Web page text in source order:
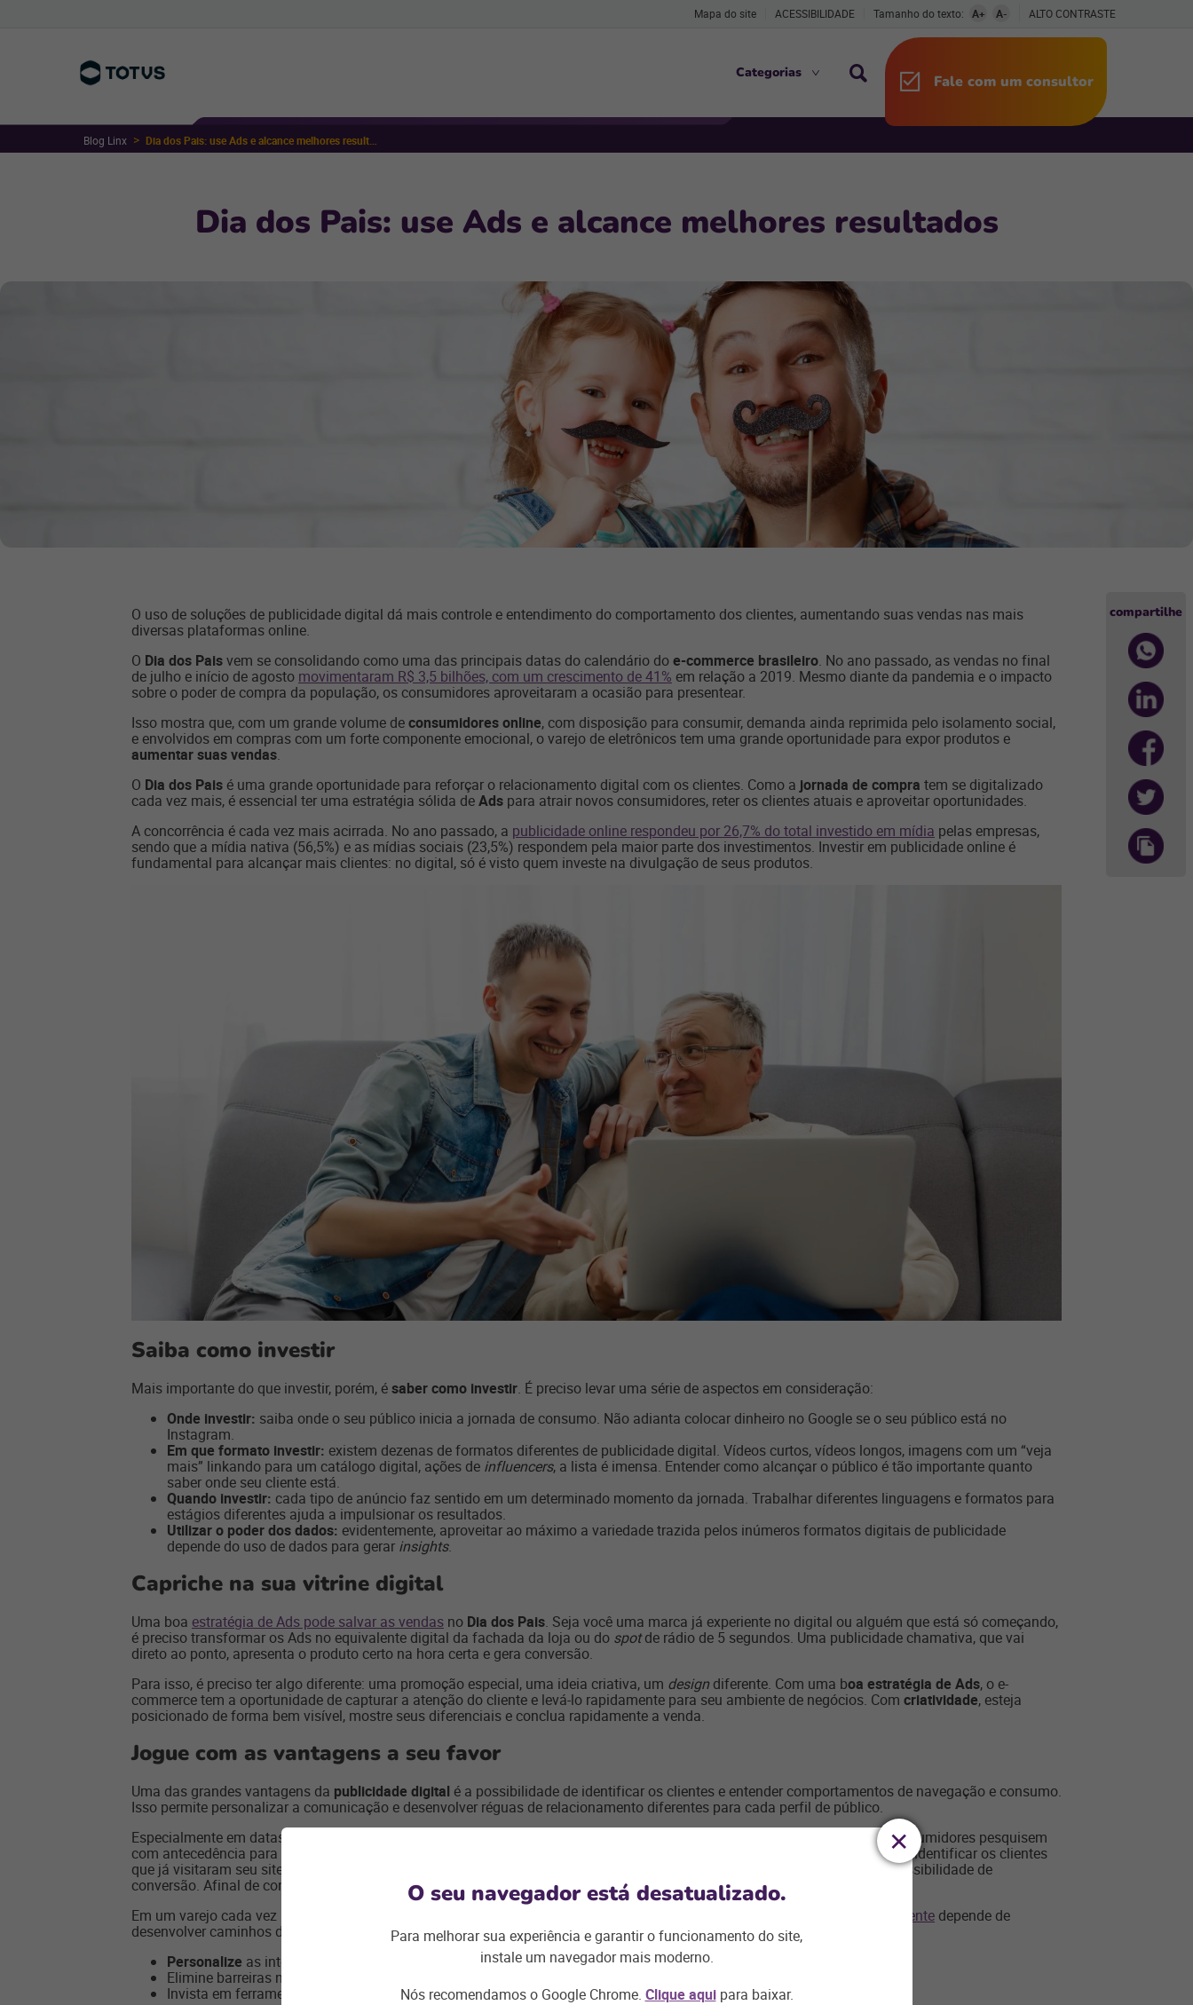
Mapa do site ACESSIBILIDADE Tamanho do texto: A+ A- ALTO CONTRASTE
Categorias Fale com um consultor
Blog Linx
Dia dos Pais: use Ads e alcance melhores resultados
O uso de soluções de publicidade digital dá mais controle e entendimento do comportamento dos clientes, aumentando suas vendas nas mais
diversas plataformas online.
O Dia dos Paisvem se consolidando como uma das principais datas do calendário doe-commerce brasileiro. No ano passado, as vendas no final
de julho e início de agosto movimentaram R$ 3,5 bilhões, com um crescimento de 41% em relação a 2019. Mesmo diante da pandemia e o impacto
sobre o poder de compra da população, os consumidores aproveitaram a ocasião para presentear.
Isso mostra que, com um grande volume deconsumidores online, com disposição para consumir, demanda ainda reprimida pelo isolamento social,
e envolvidos em compras com um forte componente emocional, o varejo de eletrônicos tem uma grande oportunidade para expor produtos e
aumentar suas vendas.
O Dia dos Pais é uma grande oportunidade para reforçar o relacionamento digital com os clientes. Como a jornada de compra tem se digitalizado
cada vez mais, é essencial ter uma estratégia sólida deAds para atrair novos consumidores, reter os clientes atuais e aproveitar oportunidades.
A concorrência é cada vez mais acirrada. No ano passado, a publicidade online respondeu por 26,7% do total investido em mídia pelas empresas,
sendo que a mídia nativa (56,5%) e as mídias sociais (23,5%) respondem pela maior parte dos investimentos. Investir em publicidade online é
fundamental para alcançar mais clientes: no digital, só é visto quem investe na divulgação de seus produtos.
Saiba como investir
Mais importante do que investir, porém, ésaber como investir. É preciso levar uma série de aspectos em consideração:
Onde investir: saiba onde o seu público inicia a jornada de consumo. Não adianta colocar dinheiro no Google se o seu público está no
Instagram.
Em que formato investir: existem dezenas de formatos diferentes de publicidade digital. Vídeos curtos, vídeos longos, imagens com um “veja
mais” linkando para um catálogo digital, ações de influencers, a lista é imensa. Entender como alcançar o público é tão importante quanto
saber onde seu cliente está.
Quando investir: cada tipo de anúncio faz sentido em um determinado momento da jornada. Trabalhar diferentes linguagens e formatos para
estágios diferentes ajuda a impulsionar os resultados.
Utilizar o poder dos dados: evidentemente, aproveitar ao máximo a variedade trazida pelos inúmeros formatos digitais de publicidade
depende do uso de dados para gerar insights.
Capriche na sua vitrine digital
Uma boa estratégia de Ads pode salvar as vendas no Dia dos Pais. Seja você uma marca já experiente no digital ou alguém que está só começando,
é preciso transformar os Ads no equivalente digital da fachada da loja ou do spotde rádio de 5 segundos. Uma publicidade chamativa, que vai
direto ao ponto, apresenta o produto certo na hora certa e gera conversão.
Para isso, é preciso ter algo diferente: uma promoção especial, uma ideia criativa, um design diferente. Com uma boa estratégia de Ads, o e-
commerce tem a oportunidade de capturar a atenção do cliente e levá-lo rapidamente para seu ambiente de negócios. Com criatividade, esteja
posicionado de forma bem visível, mostre seus diferenciais e conclua rapidamente a venda.
Jogue com as vantagens a seu favor
Uma das grandes vantagens da publicidade digital é a possibilidade de identificar os clientes e entender comportamentos de navegação e consumo.
Isso permite personalizar a comunicação e desenvolver réguas de relacionamento diferentes para cada perfil de público.
Especialmente em datas promocionais como o
, em que a compra tem um fator emocional, é normal que os consumidores pesquisem
com antecedência para encontrar o presente ideal. Nesse momento,
, pois permite identificar os clientes
que já visitaram seu site e quais produtos consideraram. Quando bem utilizado, esse recurso não é invasivo e aumenta a possibilidade de
conversão. Afinal de contas, só vende quem é lembrado.
Em um varejo cada vez mais impulsionado por personalização e imediatismo, a
nova realidade do relacionamento com o cliente depende de
desenvolver caminhos diferentes de engajamento, de acordo com os interesses do consumidor. Para isso:
Personalize as interações com os clientes;
Elimine barreiras na coleta, gestão e análise de dados;
Invista em ferramentas tecnológicas que tragam escala e flexibilidade para o seu negócio.
compartilhe
O seu navegador está desatualizado.
Para melhorar sua experiência e garantir o funcionamento do site,
instale um navegador mais moderno.
Nós recomendamos o Google Chrome. Clique aquipara baixar.